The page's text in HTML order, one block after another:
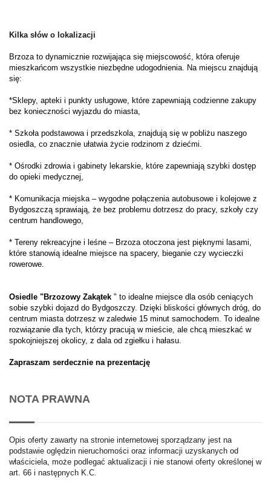
Kilka słów o lokalizacji
Brzoza to dynamicznie rozwijająca się miejscowość, która oferuje
mieszkańcom wszystkie niezbędne udogodnienia. Na miejscu znajdują
się:
*Sklepy, apteki i punkty usługowe, które zapewniają codzienne zakupy
bez konieczności wyjazdu do miasta,
* Szkoła podstawowa i przedszkola, znajdują się w pobliżu naszego
osiedla, co znacznie ułatwia życie rodzinom z dziećmi.
* Ośrodki zdrowia i gabinety lekarskie, które zapewniają szybki dostęp
do opieki medycznej,
* Komunikacja miejska – wygodne połączenia autobusowe i kolejowe z
Bydgoszczą sprawiają, że bez problemu dotrzesz do pracy, szkoły czy
centrum handlowego,
* Tereny rekreacyjne i leśne – Brzoza otoczona jest pięknymi lasami,
które stanowią idealne miejsce na spacery, bieganie czy wycieczki
rowerowe.
Osiedle "Brzozowy Zakątek " to idealne miejsce dla osób ceniących
sobie szybki dojazd do Bydgoszczy. Dzięki bliskości głównych dróg, do
centrum miasta dotrzesz w zaledwie 15 minut samochodem. To idealne
rozwiązanie dla tych, którzy pracują w mieście, ale chcą mieszkać w
spokojniejszej okolicy, z dala od zgiełku i hałasu.
Zapraszam serdecznie na prezentację
NOTA PRAWNA
Opis oferty zawarty na stronie internetowej sporządzany jest na
podstawie oględzin nieruchomości oraz informacji uzyskanych od
właściciela, może podlegać aktualizacji i nie stanowi oferty określonej w
art. 66 i następnych K.C.